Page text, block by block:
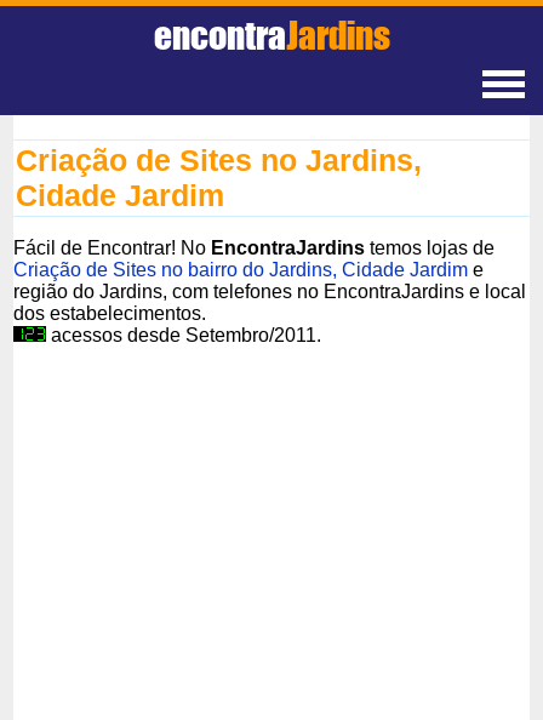
encontraJardins
Criação de Sites no Jardins,
Cidade Jardim
Fácil de Encontrar! No EncontraJardins temos lojas de
Criação de Sites no bairro do Jardins, Cidade Jardim e
região do Jardins, com telefones no EncontraJardins e local
dos estabelecimentos.
acessos desde Setembro/2011.